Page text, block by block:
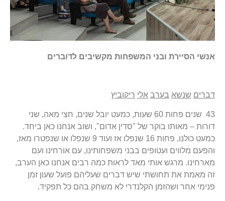
אנשי הסיירת ובני המשפחות מקשיבים לדוברים
דברים שנשא בערב אלי ריקוביץ
43 שנים פחות 60 שעות, כמעט יובל שנים, חצי מאה, שני
דורות – מאותו בוקר של "סדין אדום", ושוב אנחנו כאן ביחד.
כמעט כולנו, פחות 16 שנפלו אז ועוד 9 שנפלו או שנפטרו מאז,
והפעם מלווים ועטופים בבני משפחותינו, עם אורחינו ועם
מארחינו. מרגש אותי מאד לראות כמה רבים אנחנו כאן הערב,
זה מאמת את תחושתי שיש דברים שעליהם פועל שעון זמן
פנימי אחר ושהזמן הקלנדרי לא משחק בהם כל תפקיד.